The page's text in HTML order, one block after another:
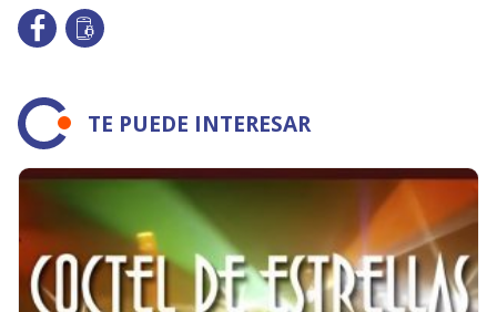
TE PUEDE INTERESAR